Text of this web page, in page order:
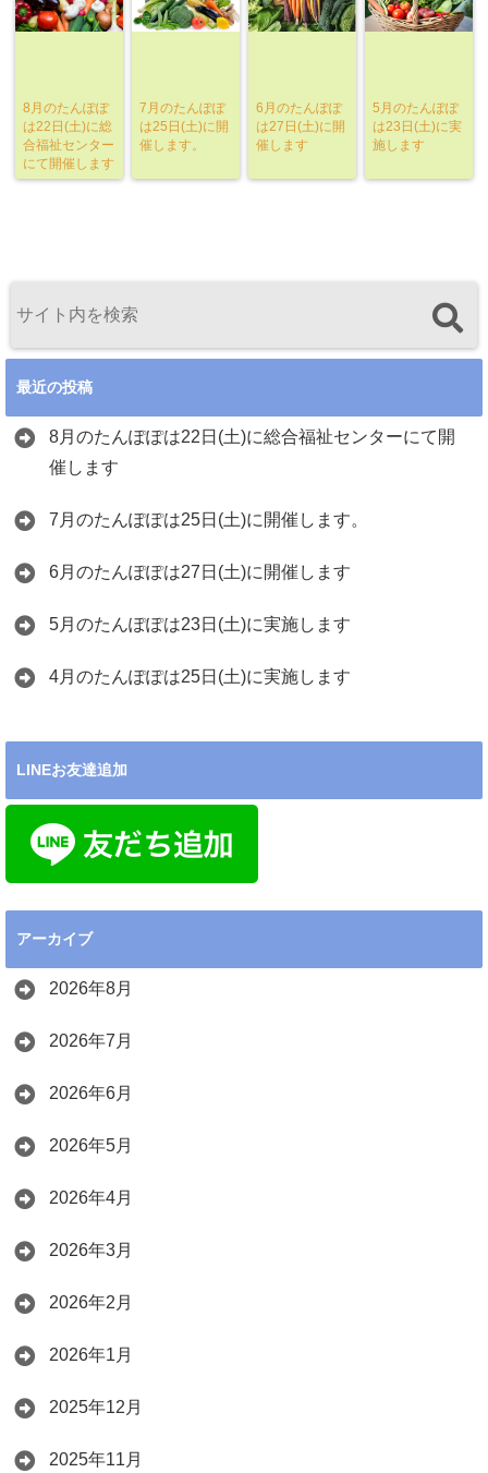
8月のたんぽぽ
は22日(土)に総
合福祉センター
にて開催します
7月のたんぽぽ
は25日(土)に開
催します。
6月のたんぽぽ
は27日(土)に開
催します
5月のたんぽぽ
は23日(土)に実
施します
最近の投稿
8月のたんぽぽは22日(土)に総合福祉センターにて開
催します
7月のたんぽぽは25日(土)に開催します。
6月のたんぽぽは27日(土)に開催します
5月のたんぽぽは23日(土)に実施します
4月のたんぽぽは25日(土)に実施します
LINEお友達追加
アーカイブ
2026年8月
2026年7月
2026年6月
2026年5月
2026年4月
2026年3月
2026年2月
2026年1月
2025年12月
2025年11月